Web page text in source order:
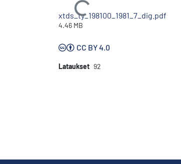
Ladataan...
xtds_ty_198100_1981_7_dig.pdf
4.46 MB
CC BY 4.0
Lataukset 92